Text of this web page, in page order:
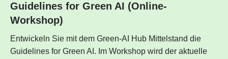
Guidelines for Green AI (Online-
Workshop)
Entwickeln Sie mit dem Green-AI Hub Mittelstand die
Guidelines for Green AI. Im Workshop wird der aktuelle